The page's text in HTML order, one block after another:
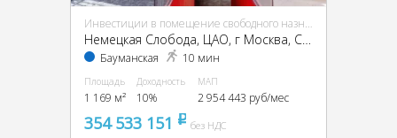
Инвестиции в помещение свободного назначения (ПСН)
Немецкая Слобода, ЦАО, г Москва, Спартаковская ул., 11, стр. 1
Бауманская 10 мин
Площадь
1 169 м²
Доходность
10%
МАП
2 954 443 руб/мес
354 533 151 pуббез НДС